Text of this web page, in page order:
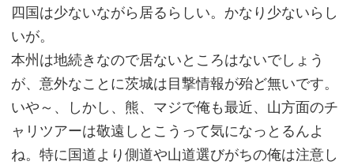
四国は少ないながら居るらしい。かなり少ないらし
いが。
本州は地続きなので居ないところはないでしょう
が、意外なことに茨城は目撃情報が殆ど無いです。
いや～、しかし、熊、マジで俺も最近、山方面のチ
ャリツアーは敬遠しとこうって気になっとるんよ
ね。特に国道より側道や山道選びがちの俺は注意し